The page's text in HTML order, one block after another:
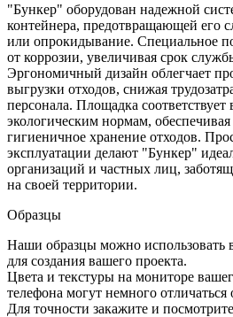
"Бункер" оборудован надежной
контейнера, предотвращающей его
или опрокидывание. Специальное
от коррозии, увеличивая срок
Эргономичный дизайн облегчает
выгрузки отходов, снижая
персонала. Площадка
экологическим нормам, обеспечивая
гигиеничное хранение отходов.
эксплуатации делают "Бункер"
организаций и частных лиц,
на своей территории.
Образцы
Наши образцы можно использовать
для создания вашего проекта.
Цвета и текстуры на мониторе
телефона могут немного
Для точности закажите и